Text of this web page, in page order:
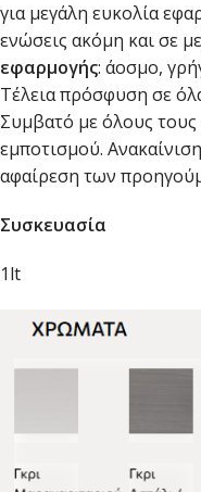
για μεγάλη ευκολία
ενώσεις ακόμη και σε
εφαρμογής: άοσμο,
Τέλεια πρόσφυση σε
Συμβατό με όλους
εμποτισμού.
αφαίρεση των
Συσκευασία
1lt